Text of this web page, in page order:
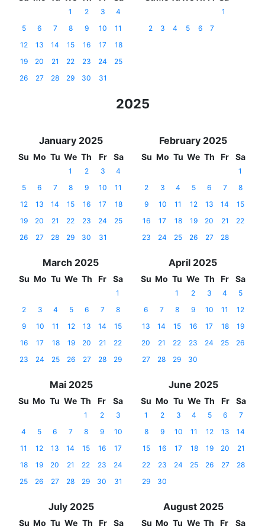
1 2 3
4
5
6 7 8 9 10
11
12
13 14 15 16 17
18
19
20 21 22 23 24
25
26
27 28 29 30 31
1
2
3 4 5 6 7
2025
January 2025
Su Mo Tu We Th Fr Sa
1 2 3
4
5
6 7 8 9 10
11
12
13 14 15 16 17
18
19
20 21 22 23 24
25
26
27 28 29 30 31
February 2025
Su Mo Tu We Th Fr Sa
1
2
3 4 5 6 7
8
9
10 11 12 13 14
15
16
17 18 19 20 21
22
23
24 25 26 27 28
March 2025
Su Mo Tu We Th Fr Sa
1
2
3 4 5 6 7
8
9
10 11 12 13 14
15
16
17 18 19 20 21
22
23
24 25 26 27 28 29
April 2025
Su Mo Tu We Th Fr Sa
1 2 3 4
5
6
7 8 9 10 11
12
13
14 15 16 17 18
19
20
21 22 23 24 25
26
27
28 29 30
Mai 2025
Su Mo Tu We Th Fr Sa
1 2
3
4
5 6 7 8 9
10
11
12 13 14 15 16
17
18
19 20 21 22 23
24
25
26 27 28 29 30 31
June 2025
Su Mo Tu We Th Fr Sa
1 2 3 4 5 6
7
8
9 10 11 12 13
14
15
16 17 18 19 20
21
22
23 24 25 26 27
28
29
30
July 2025
Su Mo Tu We Th Fr Sa
August 2025
Su Mo Tu We Th Fr Sa